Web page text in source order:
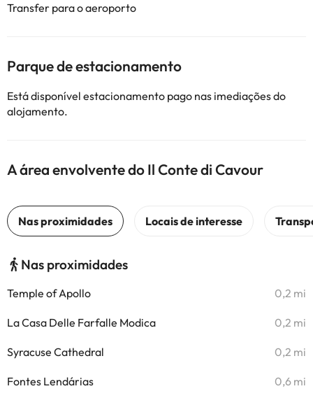
Transfer para o aeroporto
Parque de estacionamento
Está disponível estacionamento pago nas imediações do
alojamento.
A área envolvente do Il Conte di Cavour
Nas proximidades
Temple of Apollo 0,2 mi
La Casa Delle Farfalle Modica 0,2 mi
Syracuse Cathedral 0,2 mi
Fontes Lendárias 0,6 mi